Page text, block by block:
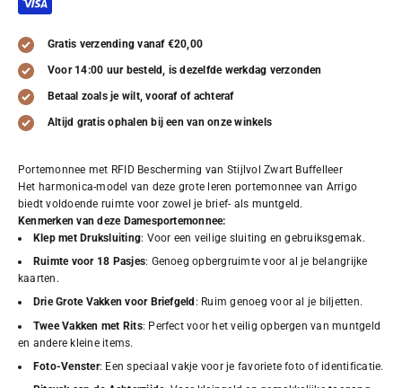
Gratis verzending vanaf €20,00
Voor 14:00 uur besteld, is dezelfde werkdag verzonden
Betaal zoals je wilt, vooraf of achteraf
Altijd gratis ophalen bij een van onze winkels
Portemonnee met RFID Bescherming van Stijlvol Zwart Buffelleer
Het harmonica-model van deze grote leren portemonnee van Arrigo
biedt voldoende ruimte voor zowel je brief- als muntgeld.
Kenmerken van deze Damesportemonnee:
Klep met Druksluiting: Voor een veilige sluiting en gebruiksgemak.
Ruimte voor 18 Pasjes: Genoeg opbergruimte voor al je belangrijke
kaarten.
Drie Grote Vakken voor Briefgeld : Ruim genoeg voor al je biljetten.
Twee Vakken met Rits: Perfect voor het veilig opbergen van muntgeld
en andere kleine items.
Foto-Venster: Een speciaal vakje voor je favoriete foto of identificatie.